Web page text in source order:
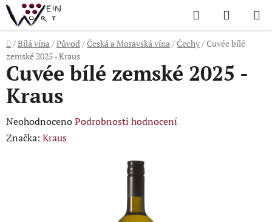
Přejít
na
obsah
Hledat
KOŠÍK
Domů
/Bílá vína/Původ/Česká a Moravská vína/Čechy/Cuvée bílé
zemské 2025 - Kraus
Cuvée bílé zemské 2025 -
Kraus
Průměrné
hodnocení
NeohodnocenoPodrobnosti hodnocení
Značka: Kraus